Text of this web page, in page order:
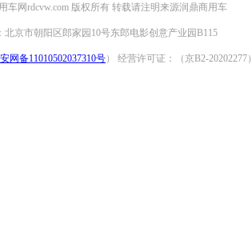
车网rdcvw.com 版权所有 转载请注明来源润鼎商用车
京市朝阳区郎家园10号东郎电影创意产业园B115
网备11010502037310号） 经营许可证：（京B2-20202277）